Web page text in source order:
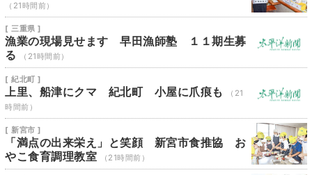
（21時間前）
[ 三重県 ]
漁業の現場見せます 早田漁師塾 １１期生募
る
（21時間前）
[ 紀北町 ]
上里、船津にクマ 紀北町 小屋に爪痕も
（21
時間前）
[ 新宮市 ]
「満点の出来栄え」と笑顔 新宮市食推協 お
やこ食育調理教室
（21時間前）